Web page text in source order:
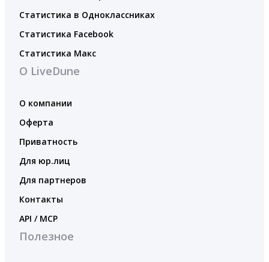
Статистика в Одноклассниках
Статистика Facebook
Статистика Макс
О LiveDune
О компании
Оферта
Приватность
Для юр.лиц
Для партнеров
Контакты
API / MCP
Полезное